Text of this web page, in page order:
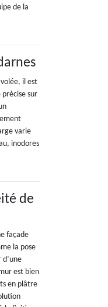
de la
il est
sur
varie
inodores
de
façade
la pose
est bien
en plâtre